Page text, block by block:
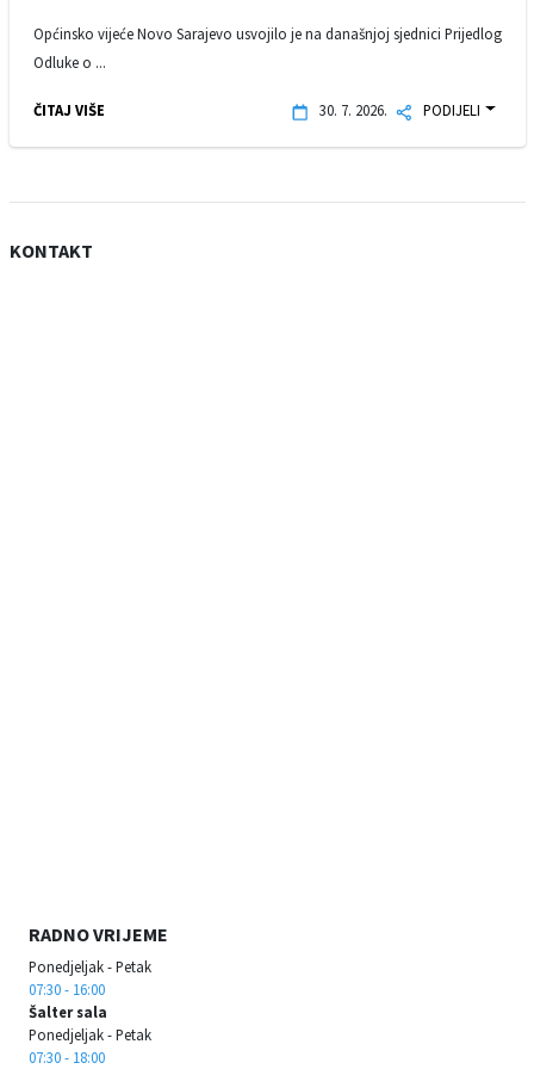
Općinsko vijeće Novo Sarajevo usvojilo je na današnjoj sjednici Prijedlog
Odluke o ...
ČITAJ VIŠE 30. 7. 2026. PODIJELI
KONTAKT
RADNO VRIJEME
Ponedjeljak - Petak
07:30 - 16:00
Šalter sala
Ponedjeljak - Petak
07:30 - 18:00